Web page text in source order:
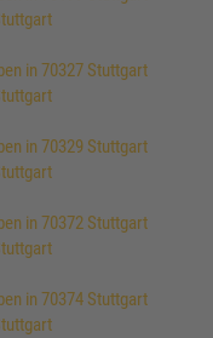
in 70327 Stuttgart
in 70329 Stuttgart
in 70372 Stuttgart
in 70374 Stuttgart